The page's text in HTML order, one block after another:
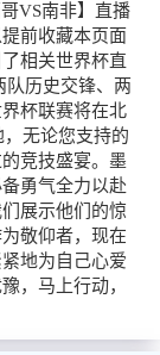
VS南非】直播
前收藏本页面
相关世界杯直
队历史交锋、两
杯联赛将在北
无论您支持的
竞技盛宴。墨
勇气全力以赴
展示他们的惊
敬仰者，现在
地为自己心爱
，马上行动，